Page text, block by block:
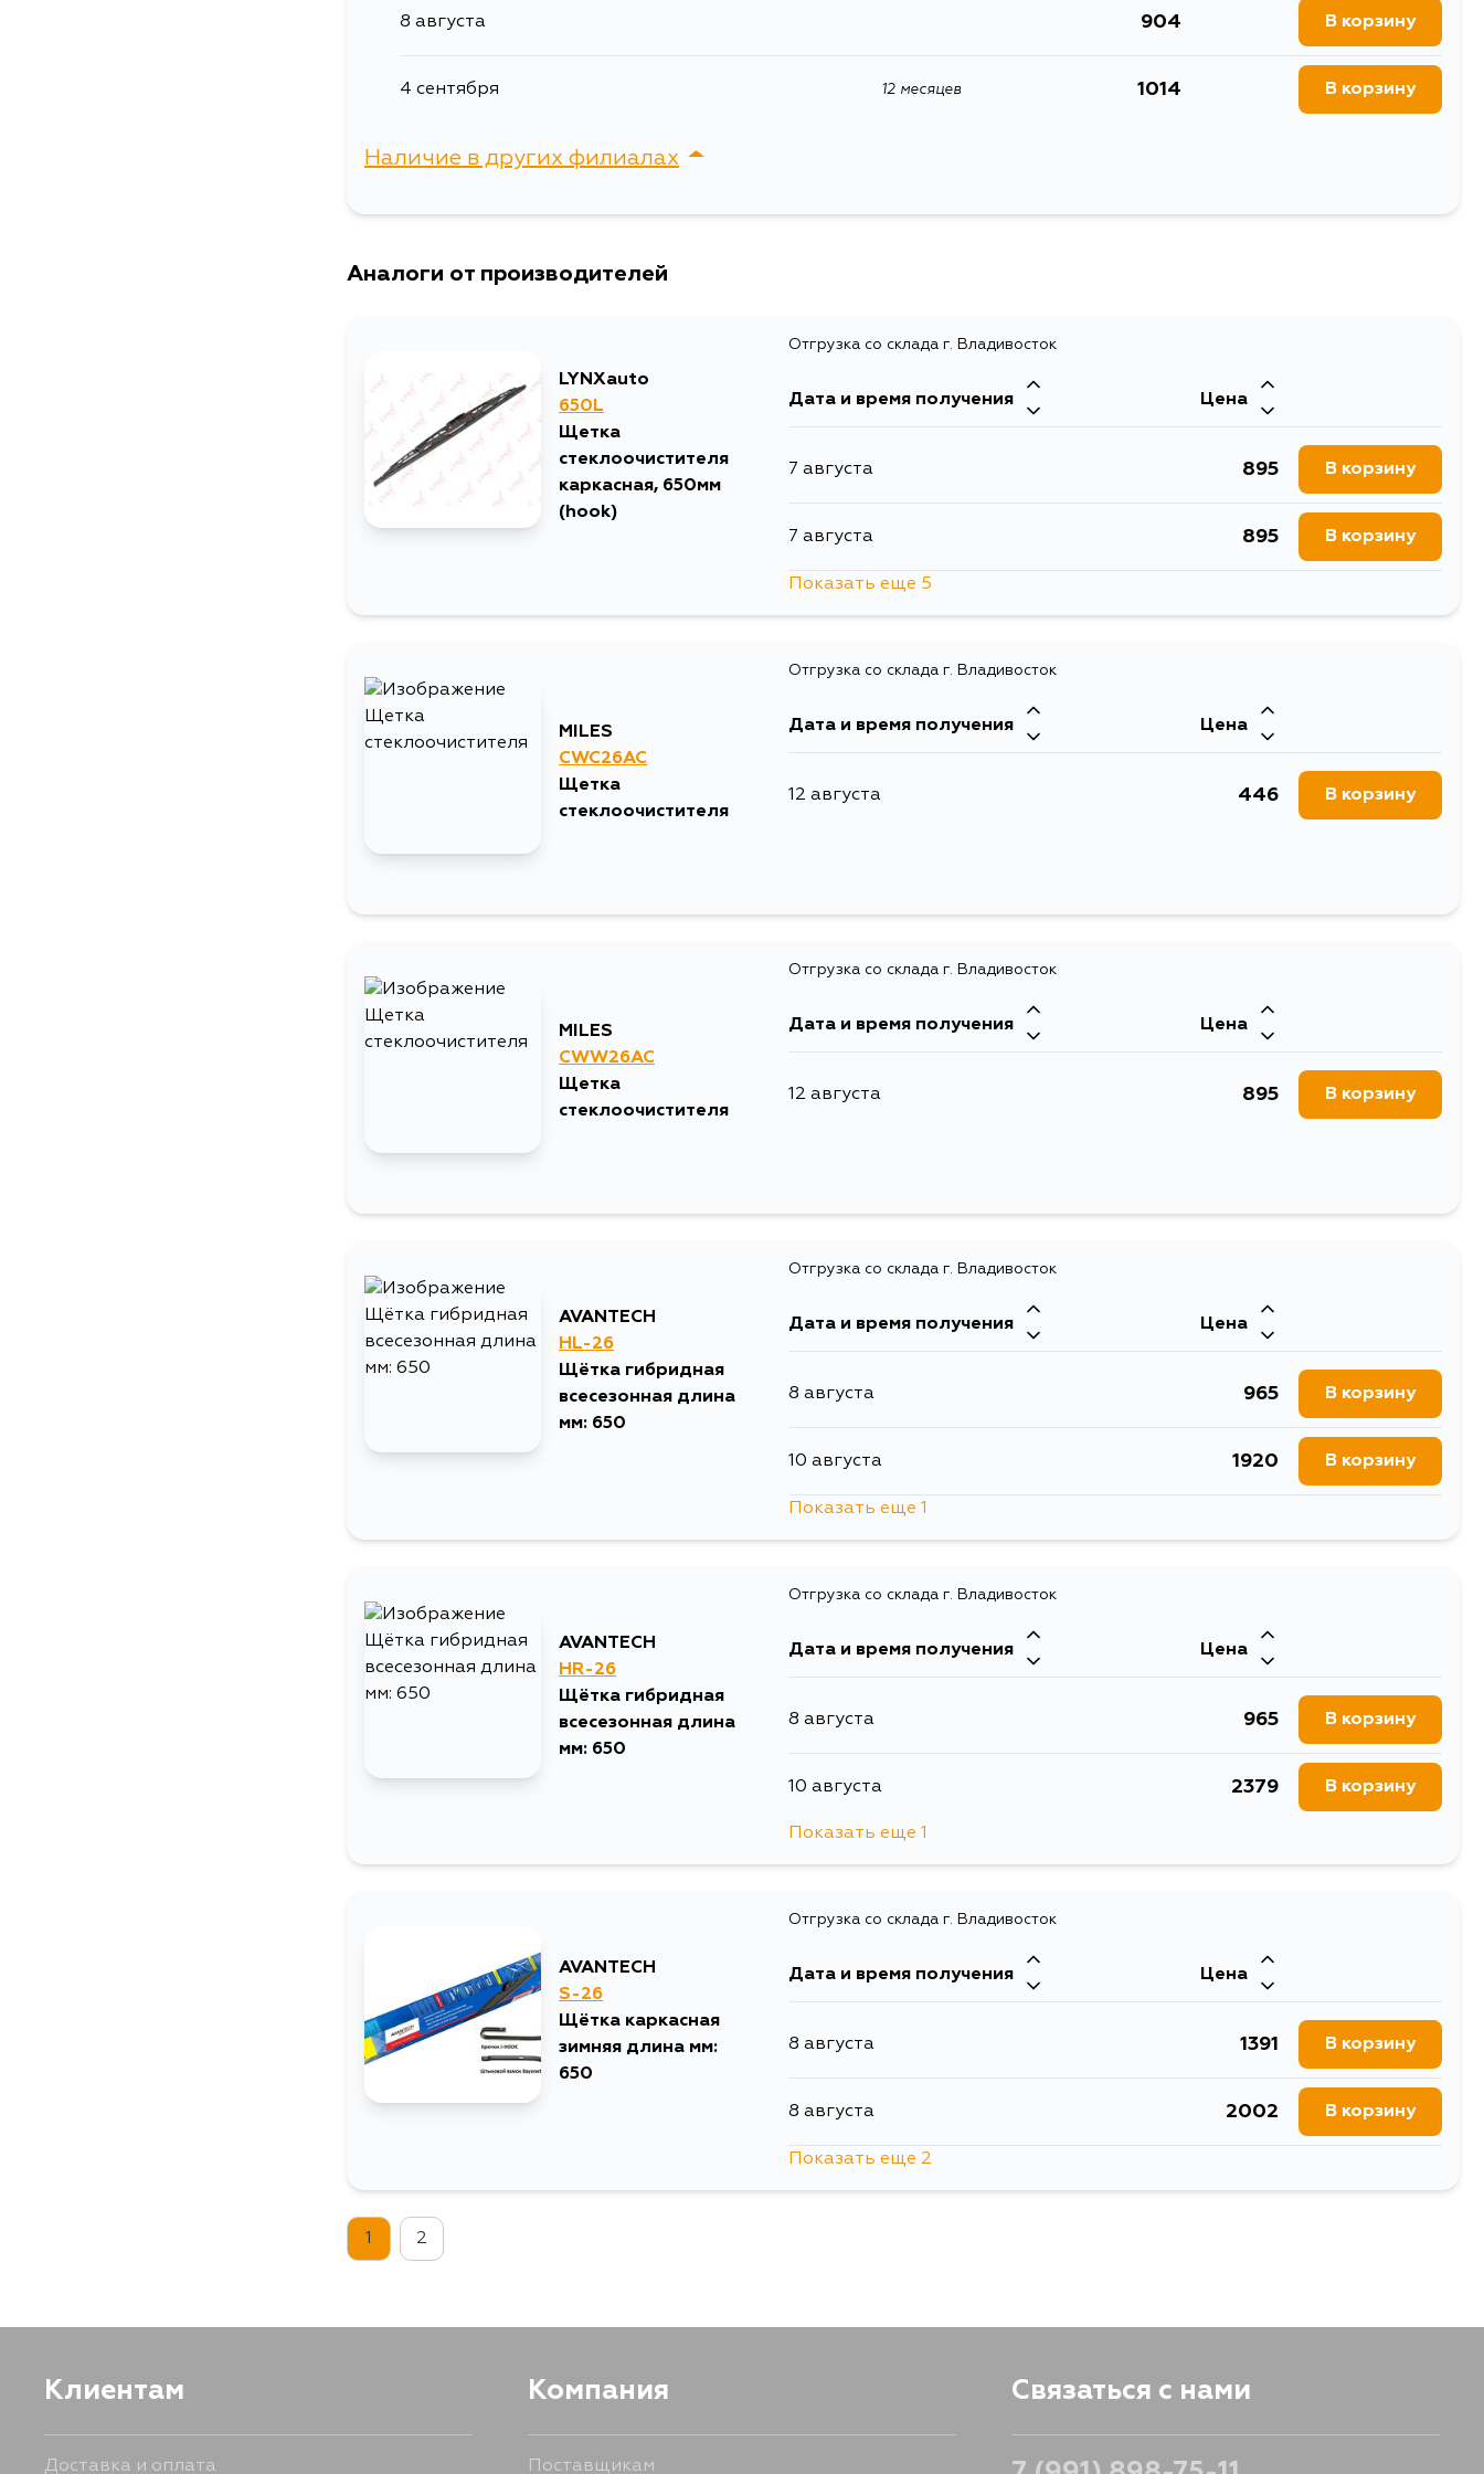
8 августа 904 В корзину
4 сентября 12 месяцев 1014 В корзину
Наличие в других филиалах
Аналоги от производителей
LYNXauto
650L
Щетка
стеклоочистителя
каркасная, 650мм
(hook)
Отгрузка со склада г. Владивосток
Дата и время получения Цена
7 августа 895 В корзину
7 августа 895 В корзину
10 августа
14 августа 895
29 августа 895 В корзину
Показать еще 5
MILES
CWC26AC
Щетка
стеклоочистителя
Отгрузка со склада г. Владивосток
Дата и время получения Цена
12 августа 446 В корзину
MILES
CWW26AC
Щетка
стеклоочистителя
Отгрузка со склада г. Владивосток
Дата и время получения Цена
12 августа 895 В корзину
AVANTECH
HL-26
Щётка гибридная
всесезонная длина
мм: 650
Отгрузка со склада г. Владивосток
Дата и время получения Цена
8 августа 965 В корзину
10 августа 1920 В корзину
Показать еще 1
AVANTECH
HR-26
Щётка гибридная
всесезонная длина
мм: 650
Отгрузка со склада г. Владивосток
Дата и время получения Цена
8 августа 965 В корзину
10 августа 2379 В корзину
Показать еще 1
AVANTECH
S-26
Щётка каркасная
зимняя длина мм:
650
Отгрузка со склада г. Владивосток
Дата и время получения Цена
8 августа 1391 В корзину
8 августа 2002 В корзину
Показать еще 2
1 2
Клиентам
Доставка и оплата
Компания
Поставщикам
Связаться с нами